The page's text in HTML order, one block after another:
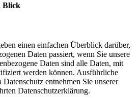
Blick
einen einfachen Überblick darüber,
Daten passiert, wenn Sie unsere
Daten sind alle Daten, mit
werden können. Ausführliche
entnehmen Sie unserer
Datenschutzerklärung.